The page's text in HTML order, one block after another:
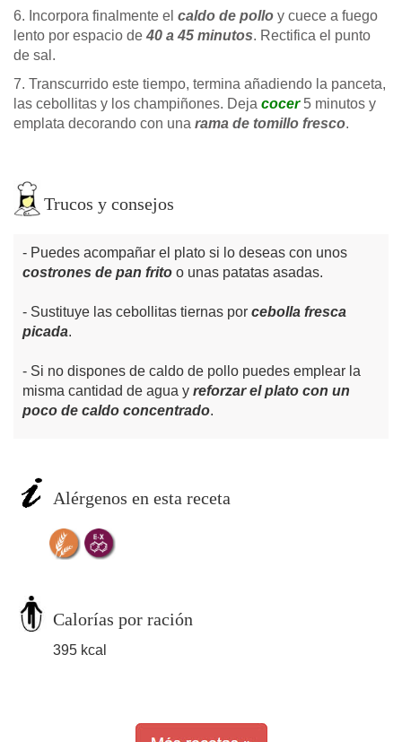
6. Incorpora finalmente el caldo de pollo y cuece a fuego
lento por espacio de 40 a 45 minutos. Rectifica el punto
de sal.
7. Transcurrido este tiempo, termina añadiendo la panceta,
las cebollitas y los champiñones. Deja cocer5 minutos y
emplata decorando con una rama de tomillo fresco.
Trucos y consejos
Puedes acompañar el plato si lo deseas con unos
costrones de pan frito o unas patatas asadas.
Sustituye las cebollitas tiernas por cebolla fresca
picada.
Si no dispones de caldo de pollo puedes emplear la
misma cantidad de agua y reforzar el plato con un
poco de caldo concentrado.
Alérgenos en esta receta
Calorías por ración
395 kcal